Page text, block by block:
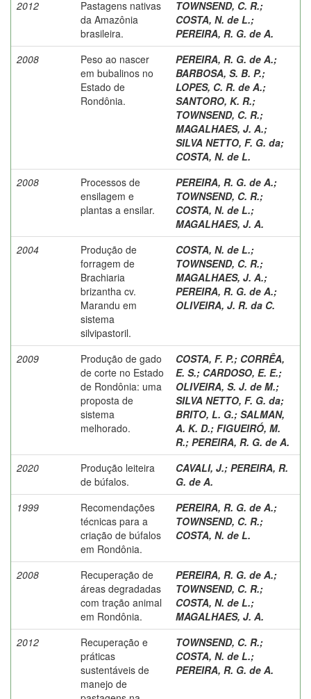
2012
Pastagens nativas
da Amazônia
brasileira.
TOWNSEND, C. R.;
COSTA, N. de L.;
PEREIRA, R. G. de A.
2008
Peso ao nascer
em bubalinos no
Estado de
Rondônia.
PEREIRA, R. G. de A.;
BARBOSA, S. B. P.;
LOPES, C. R. de A.;
SANTORO, K. R.;
TOWNSEND, C. R.;
MAGALHAES, J. A.;
SILVA NETTO, F. G. da;
COSTA, N. de L.
2008
Processos de
ensilagem e
plantas a ensilar.
PEREIRA, R. G. de A.;
TOWNSEND, C. R.;
COSTA, N. de L.;
MAGALHAES, J. A.
2004
Produção de
forragem de
Brachiaria
brizantha cv.
Marandu em
sistema
silvipastoril.
COSTA, N. de L.;
TOWNSEND, C. R.;
MAGALHAES, J. A.;
PEREIRA, R. G. de A.;
OLIVEIRA, J. R. da C.
2009
Produção de gado
de corte no Estado
de Rondônia: uma
proposta de
sistema
melhorado.
COSTA, F. P.; CORRÊA,
E. S.; CARDOSO, E. E.;
OLIVEIRA, S. J. de M.;
SILVA NETTO, F. G. da;
BRITO, L. G.; SALMAN,
A. K. D.; FIGUEIRÓ, M.
R.; PEREIRA, R. G. de A.
2020
Produção leiteira
de búfalos.
CAVALI, J.; PEREIRA, R.
G. de A.
1999
Recomendações
técnicas para a
criação de búfalos
em Rondônia.
PEREIRA, R. G. de A.;
TOWNSEND, C. R.;
COSTA, N. de L.
2008
Recuperação de
áreas degradadas
com tração animal
em Rondônia.
PEREIRA, R. G. de A.;
TOWNSEND, C. R.;
COSTA, N. de L.;
MAGALHAES, J. A.
2012
Recuperação e
práticas
sustentáveis de
manejo de
TOWNSEND, C. R.;
COSTA, N. de L.;
PEREIRA, R. G. de A.